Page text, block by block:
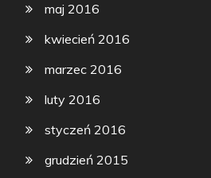
maj 2016
kwiecień 2016
marzec 2016
luty 2016
styczeń 2016
grudzień 2015